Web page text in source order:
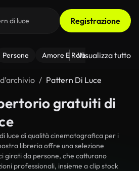
Registrazione
Persone Amore E Relazioni Il
Visualizza tutto
Pattern Di Luce
gratuiti di
luce di qualità cinematografica per i
libreria offre una selezione
girati da persone, che catturano
professionali, insieme a clip stock